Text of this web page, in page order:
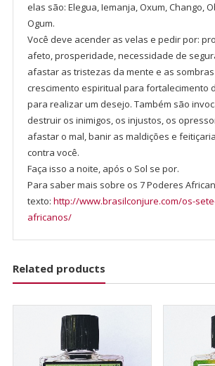
elas são: Elegua, Iemanja, Oxum, Chango,
Ogum.
Você deve acender as velas e pedir por:
afeto, prosperidade, necessidade de
afastar as tristezas da mente e as
crescimento espiritual para fortalecimento
para realizar um desejo. Também são
destruir os inimigos, os injustos, os
afastar o mal, banir as maldições e
contra você.
Faça isso a noite, após o Sol se por.
Para saber mais sobre os 7 Poderes
texto: http://www.brasilconjure.com/os-
africanos/
Related products